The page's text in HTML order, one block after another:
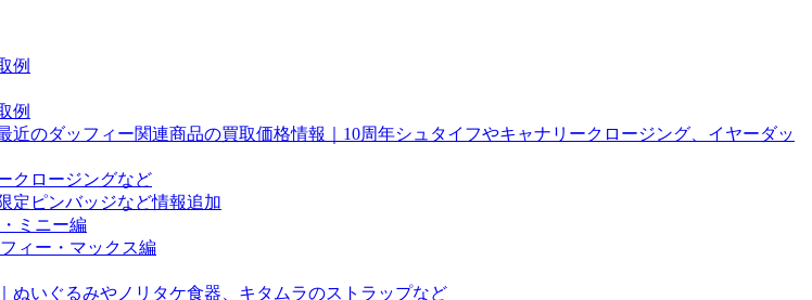
例
例
のダッフィー関連商品の買取価格情報｜10周年シュタイフやキャナリークロージング、イヤーダッ
クロージングなど
定ピンバッジなど情報追加
ミニー編
ィー・マックス編
ぬいぐるみやノリタケ食器、キタムラのストラップなど